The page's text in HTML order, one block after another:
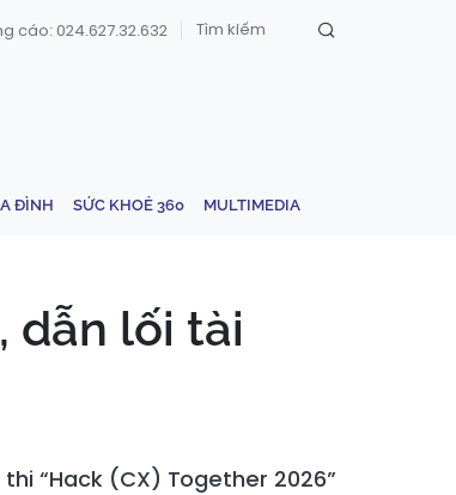
cáo: 024.627.32.632
ĐÌNH SỨC KHOẺ 360 MULTIMEDIA
dẫn lối tài
“Hack (CX) Together 2026”